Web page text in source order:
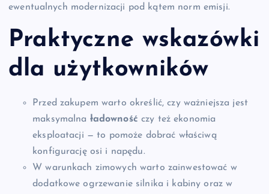
ewentualnych modernizacji pod kątem norm emisji.
Praktyczne wskazówki
dla użytkowników
Przed zakupem warto określić, czy ważniejsza jest
maksymalna ładowność czy też ekonomia
eksploatacji — to pomoże dobrać właściwą
konfigurację osi i napędu.
W warunkach zimowych warto zainwestować w
dodatkowe ogrzewanie silnika i kabiny oraz w